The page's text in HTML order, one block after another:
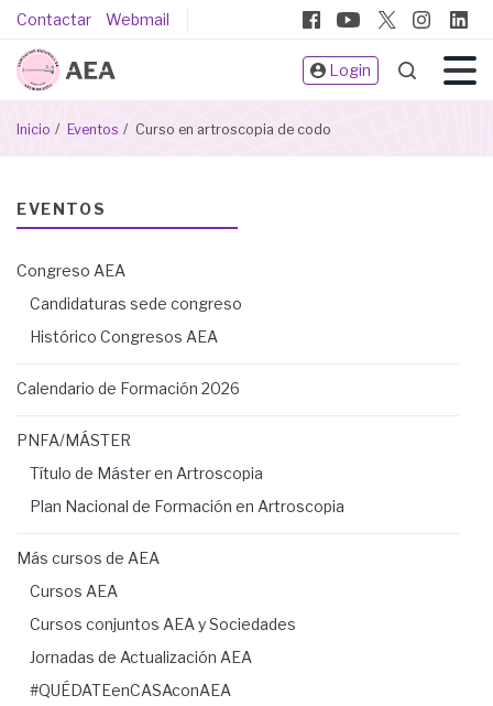
Pasar
contenido
principal
Pie
de
página
Contactar Webmail
Login
Sobrescribir
enlaces
ayuda
a
la
navegación
Inicio Eventos Curso en artroscopia de codo
EVENTOS
Congreso AEA
Candidaturas sede congreso
Histórico Congresos AEA
Calendario de Formación 2026
PNFA/MÁSTER
Título de Máster en Artroscopia
Plan Nacional de Formación en Artroscopia
Más cursos de AEA
Cursos AEA
Cursos conjuntos AEA y Sociedades
Jornadas de Actualización AEA
#QUÉDATEenCASAconAEA